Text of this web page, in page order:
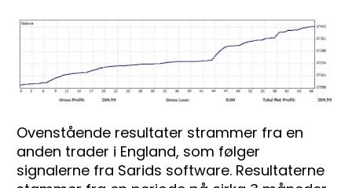
Ovenstående resultater strammer fra en
anden trader i England, som følger
signalerne fra Sarids software. Resultaterne